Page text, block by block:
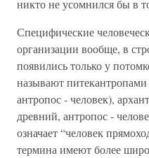
никто не усомнился бы в
Специфические
организации вообще, в
появились только у
называют питекантропами
антропос - человек),
древний, антропос -
означает “человек
термина имеют более